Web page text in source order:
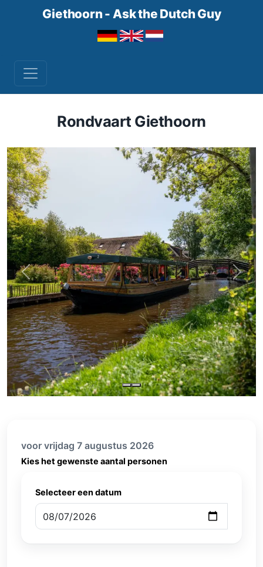
Giethoorn - Ask the Dutch Guy
Rondvaart Giethoorn
Previous Next
voor vrijdag 7 augustus 2026
Kies het gewenste aantal personen
Selecteer een datum